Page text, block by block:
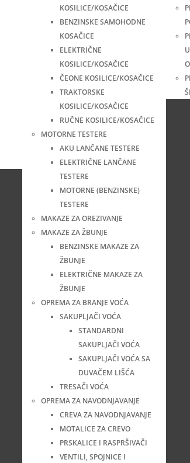
KOSILICE/KOSAČICE
BENZINSKE SAMOHODNE
KOSAČICE
ELEKTRIČNE
KOSILICE/KOSAČICE
ČEONE KOSILICE/KOSAČICE
TRAKTORSKE
KOSILICE/KOSAČICE
RUČNE KOSILICE/KOSAČICE
MOTORNE TESTERE
AKU LANČANE TESTERE
ELEKTRIČNE LANČANE
TESTERE
MOTORNE (BENZINSKE)
TESTERE
MAKAZE ZA OREZIVANJE
MAKAZE ZA ŽBUNJE
BENZINSKE MAKAZE ZA
ŽBUNJE
ELEKTRIČNE MAKAZE ZA
ŽBUNJE
OPREMA ZA BRANJE VOĆA
SAKUPLJAČI VOĆA
STANDARDNI
SAKUPLJAČI VOĆA
SAKUPLJAČI VOĆA SA
DUVAČEM LIŠĆA
TRESAČI VOĆA
OPREMA ZA NAVODNJAVANJE
CREVA ZA NAVODNJAVANJE
MOTALICE ZA CREVO
PRSKALICE I RASPRŠIVAČI
VENTILI, SPOJNICE I